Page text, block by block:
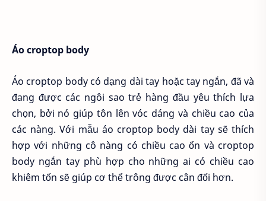
Áo croptop body
Áo croptop body có dạng dài tay hoặc tay ngắn, đã và
đang được các ngôi sao trẻ hàng đầu yêu thích lựa
chọn, bởi nó giúp tôn lên vóc dáng và chiều cao của
các nàng. Với mẫu áo croptop body dài tay sẽ thích
hợp với những cô nàng có chiều cao ổn và croptop
body ngắn tay phù hợp cho những ai có chiều cao
khiêm tốn sẽ giúp cơ thể trông được cân đối hơn.